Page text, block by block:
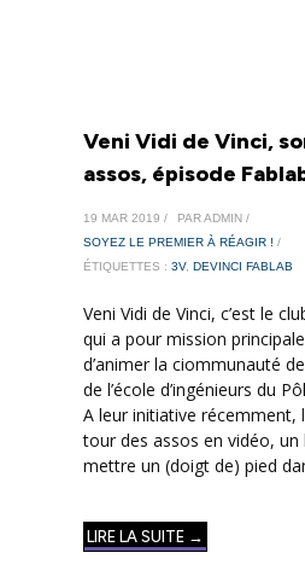
Veni Vidi de Vinci,
assos, épisode
19 MAR 2019 /
PAR ADMIN /
SOYEZ LE PREMIER À RÉAGIR ! /
ÉTIQUETTES : 3V, DEVINCI FABLAB
Veni Vidi de Vinci, c’est le
qui a pour mission
d’animer la ciommunauté
de l’école d’ingénieurs du
A leur initiative récemment,
tour des assos en vidéo,
mettre un (doigt de) pied
LIRE LA SUITE →